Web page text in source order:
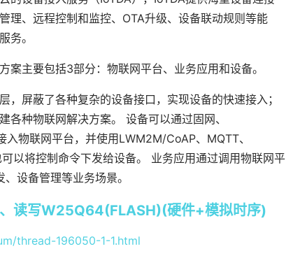
理、远程控制和监控、OTA升级、设备联动规则等能
务。
案主要包括3部分：物联网平台、业务应用和设备。
屏蔽了各种复杂的设备接口，实现设备的快速接入；
各种物联网解决方案。 设备可以通过固网、
物联网平台，并使用LWM2M/CoAP、MQTT、
以将控制命令下发给设备。 业务应用通过调用物联网平
设备管理等业务场景。
读写W25Q64(FLASH)(硬件+模拟时序)
thread-196050-1-1.html